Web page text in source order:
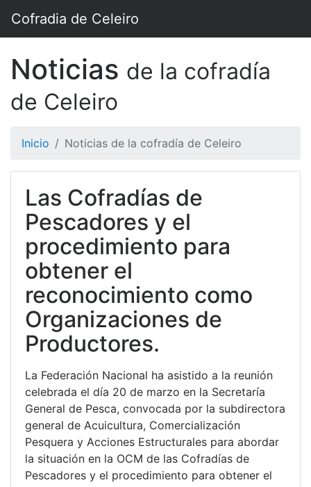
Cofradia de Celeiro
Noticias de la cofradía
de Celeiro
Inicio Noticias de la cofradía de Celeiro
Las Cofradías de
Pescadores y el
procedimiento para
obtener el
reconocimiento como
Organizaciones de
Productores.
La Federación Nacional ha asistido a la reunión
celebrada el día 20 de marzo en la Secretaría
General de Pesca, convocada por la subdirectora
general de Acuicultura, Comercialización
Pesquera y Acciones Estructurales para abordar
la situación en la OCM de las Cofradías de
Pescadores y el procedimiento para obtener el